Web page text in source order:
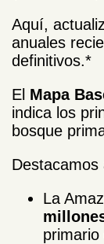
Aquí,
anuales
definitivos.*
El Mapa
indica los
bosque
Destacamos
La